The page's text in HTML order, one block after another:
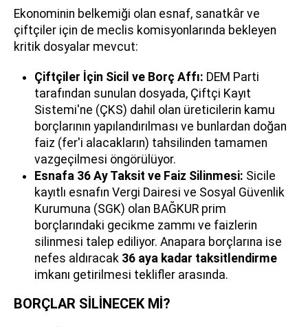
Ekonominin belkemiği olan esnaf, sanatkâr ve
çiftçiler için de meclis komisyonlarında bekleyen
kritik dosyalar mevcut:
Çiftçiler İçin Sicil ve Borç Affı: DEM Parti
tarafından sunulan dosyada, Çiftçi Kayıt
Sistemi'ne (ÇKS) dahil olan üreticilerin kamu
borçlarının yapılandırılması ve bunlardan doğan
faiz (fer'i alacakların) tahsilinden tamamen
vazgeçilmesi öngörülüyor.
Esnafa 36 Ay Taksit ve Faiz Silinmesi: Sicile
kayıtlı esnafın Vergi Dairesi ve Sosyal Güvenlik
Kurumuna (SGK) olan BAĞKUR prim
borçlarındaki gecikme zammı ve faizlerin
silinmesi talep ediliyor. Anapara borçlarına ise
nefes aldıracak 36 aya kadar taksitlendirme
imkanı getirilmesi teklifler arasında.
BORÇLAR SİLİNECEK Mİ?